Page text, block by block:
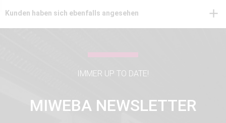
Kunden haben sich ebenfalls angesehen
IMMER UP TO DATE!
MIWEBA NEWSLETTER